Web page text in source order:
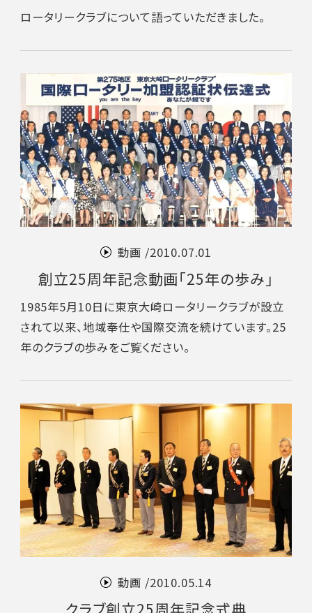
ロータリークラブについて語っていただきました。
動画 /2010.07.01
創立25周年記念動画「25年の歩み」
1985年5月10日に東京大崎ロータリークラブが設立
されて以来、地域奉仕や国際交流を続けています。25
年のクラブの歩みをご覧ください。
動画 /2010.05.14